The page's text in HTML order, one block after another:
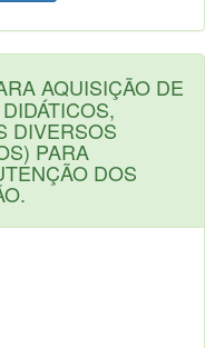
AQUISIÇÃO DE
DIVERSOS
PARA
DOS